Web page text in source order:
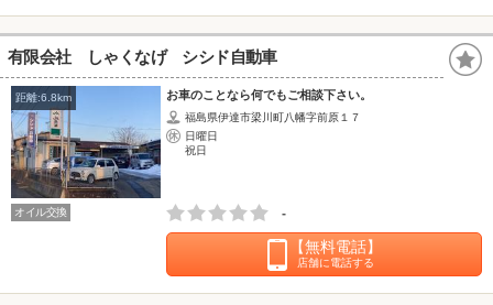
有限会社 しゃくなげ シシド自動車
距離:6.8km お車のことなら何でもご相談下さい。
福島県伊達市梁川町八幡字前原１７
日曜日
祝日
オイル交換 -
【無料電話】
店舗に電話する